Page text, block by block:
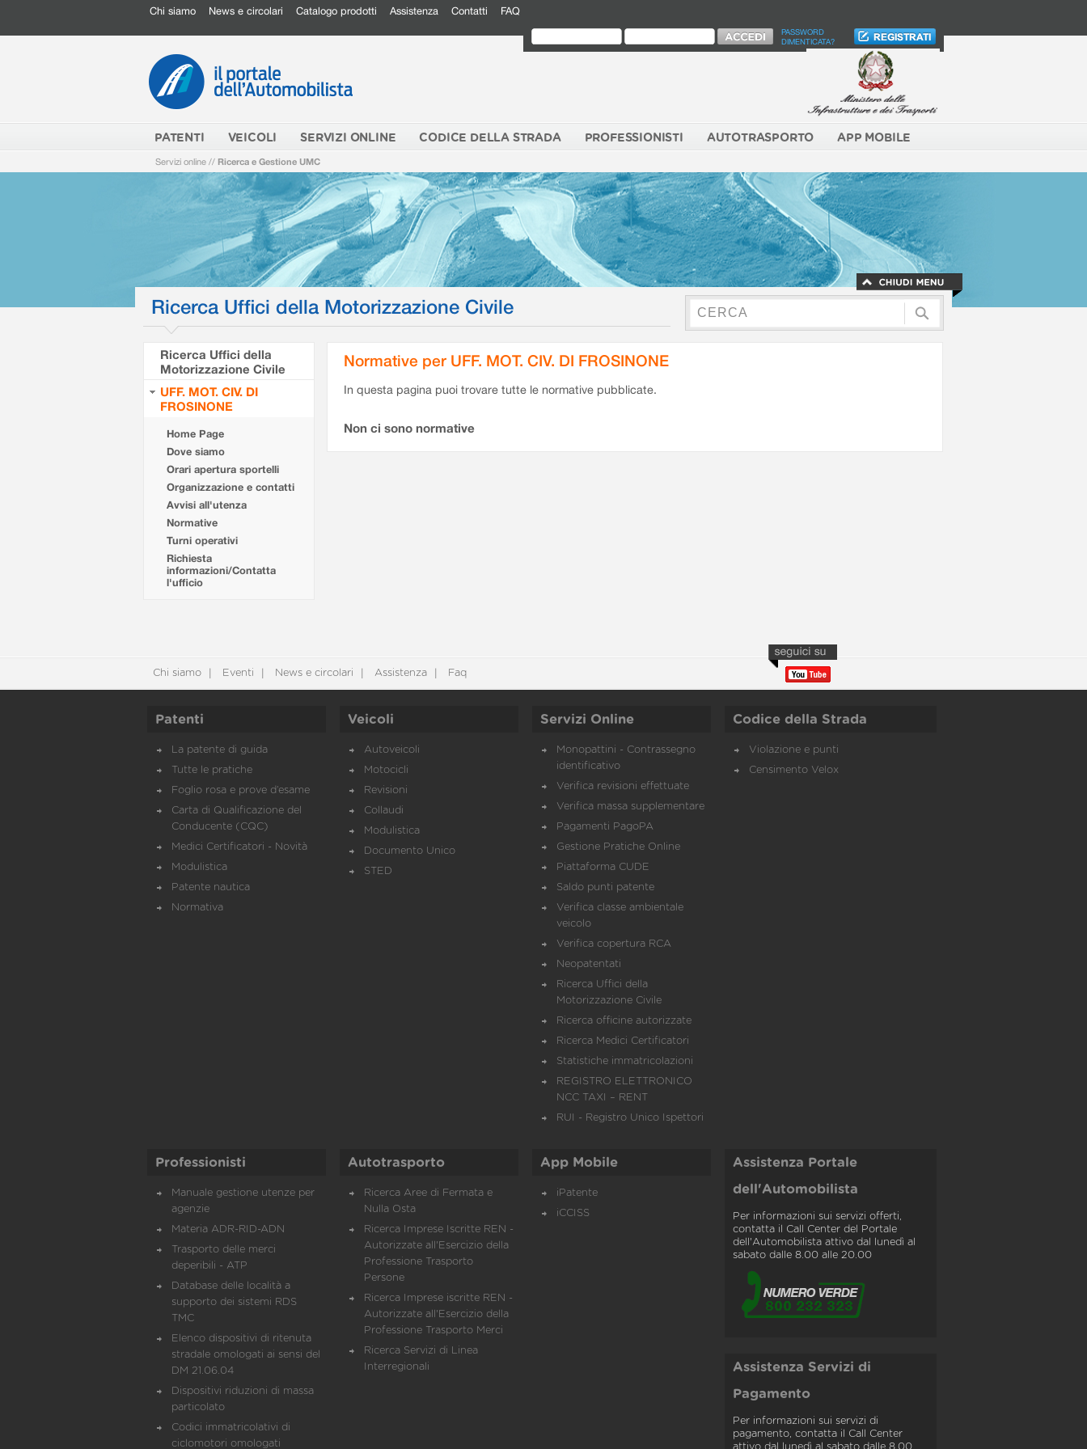
Chi siamo News e circolari Catalogo prodotti Assistenza Contatti FAQ
PASSWORD
DIMENTICATA?
PATENTI VEICOLI SERVIZI ONLINE CODICE DELLA STRADA PROFESSIONISTI AUTOTRASPORTO APP MOBILE
Servizi online // Ricerca e Gestione UMC
Ricerca Uffici della Motorizzazione Civile
Ricerca Uffici della
Motorizzazione Civile
UFF. MOT. CIV. DI
FROSINONE
Home Page
Dove siamo
Orari apertura sportelli
Organizzazione e contatti
Avvisi all'utenza
Normative
Turni operativi
Richiesta
informazioni/Contatta
l'ufficio
Normative per UFF. MOT. CIV. DI FROSINONE
In questa pagina puoi trovare tutte le normative pubblicate.
Non ci sono normative
Chi siamo Eventi News e circolari Assistenza Faq
Patenti
La patente di guida
Tutte le pratiche
Foglio rosa e prove d’esame
Carta di Qualificazione del
Conducente (CQC)
Medici Certificatori - Novità
Modulistica
Patente nautica
Normativa
Veicoli
Autoveicoli
Motocicli
Revisioni
Collaudi
Modulistica
Documento Unico
STED
Servizi Online
Monopattini - Contrassegno
identificativo
Verifica revisioni effettuate
Verifica massa supplementare
Pagamenti PagoPA
Gestione Pratiche Online
Piattaforma CUDE
Saldo punti patente
Verifica classe ambientale
veicolo
Verifica copertura RCA
Neopatentati
Ricerca Uffici della
Motorizzazione Civile
Ricerca officine autorizzate
Ricerca Medici Certificatori
Statistiche immatricolazioni
REGISTRO ELETTRONICO
NCC TAXI – RENT
RUI - Registro Unico Ispettori
Codice della Strada
Violazione e punti
Censimento Velox
Professionisti
Manuale gestione utenze per
agenzie
Materia ADR-RID-ADN
Trasporto delle merci
deperibili - ATP
Database delle località a
supporto dei sistemi RDS
TMC
Elenco dispositivi di ritenuta
stradale omologati ai sensi del
DM 21.06.04
Dispositivi riduzioni di massa
particolato
Codici immatricolativi di
ciclomotori omologati
Autotrasporto
Ricerca Aree di Fermata e
Nulla Osta
Ricerca Imprese Iscritte REN -
Autorizzate all'Esercizio della
Professione Trasporto
Persone
Ricerca Imprese iscritte REN -
Autorizzate all'Esercizio della
Professione Trasporto Merci
Ricerca Servizi di Linea
Interregionali
App Mobile
iPatente
iCCISS
Assistenza Portale
dell'Automobilista
Per informazioni sui servizi offerti,
contatta il Call Center del Portale
dell'Automobilista attivo dal lunedì al
sabato dalle 8.00 alle 20.00
Assistenza Servizi di
Pagamento
Per informazioni sui servizi di
pagamento, contatta il Call Center